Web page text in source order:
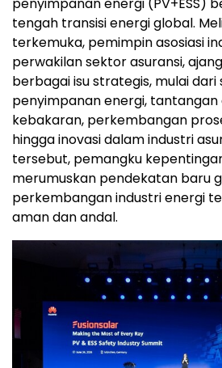
penyimpanan energi (PV+ESS)
tengah transisi energi global.
terkemuka, pemimpin asosiasi
perwakilan sektor asuransi,
berbagai isu strategis, mulai
penyimpanan energi,
kebakaran, perkembangan
hingga inovasi dalam industri
tersebut, pemangku
merumuskan pendekatan baru
perkembangan industri energi
aman dan andal.